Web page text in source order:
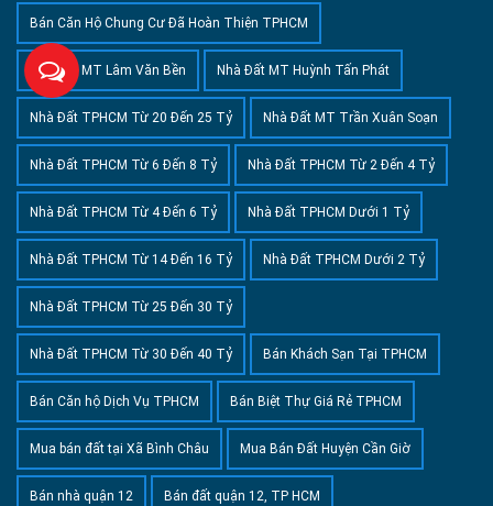
Bán Căn Hộ Chung Cư Đã Hoàn Thiện TPHCM
Nhà Đất MT Lâm Văn Bền Nhà Đất MT Huỳnh Tấn Phát
Nhà Đất TPHCM Từ 20 Đến 25 Tỷ Nhà Đất MT Trần Xuân Soạn
Nhà Đất TPHCM Từ 6 Đến 8 Tỷ Nhà Đất TPHCM Từ 2 Đến 4 Tỷ
Nhà Đất TPHCM Từ 4 Đến 6 Tỷ Nhà Đất TPHCM Dưới 1 Tỷ
Nhà Đất TPHCM Từ 14 Đến 16 Tỷ Nhà Đất TPHCM Dưới 2 Tỷ
Nhà Đất TPHCM Từ 25 Đến 30 Tỷ
Nhà Đất TPHCM Từ 30 Đến 40 Tỷ Bán Khách Sạn Tại TPHCM
Bán Căn hộ Dịch Vụ TPHCM Bán Biệt Thự Giá Rẻ TPHCM
Mua bán đất tại Xã Bình Châu Mua Bán Đất Huyện Cần Giờ
Bán nhà quận 12 Bán đất quận 12, TP HCM